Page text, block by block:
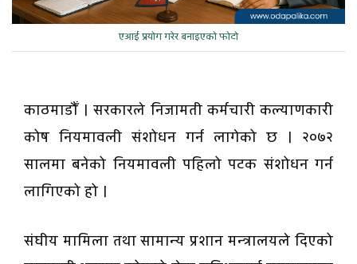
एआई प्रयोग गरेर बनाइएको फोटो
काठमाडौँ । सरकारले निजामती कर्मचारी कल्याणकारी
कोष नियमावली संशोधन गर्न लागेको छ । २०७२
सालमा बनेको नियमावली पहिलो पटक संशोधन गर्न
लागिएको हो ।
संघीय मामिला तथा सामान्य प्रशान मन्त्रालयले दिएको